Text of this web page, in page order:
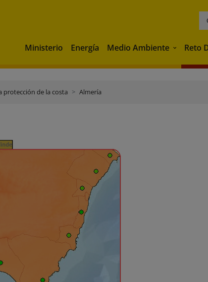
Ministerio Energía Medio Ambiente Medio
Reto
protección de la costa Almería